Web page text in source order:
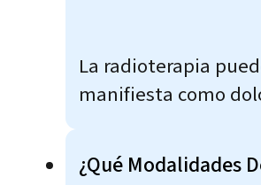
La radioterapia
manifiesta como
¿Qué Modalidades